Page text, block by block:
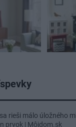
rieši málo úložného
prvok | Môjdom.sk